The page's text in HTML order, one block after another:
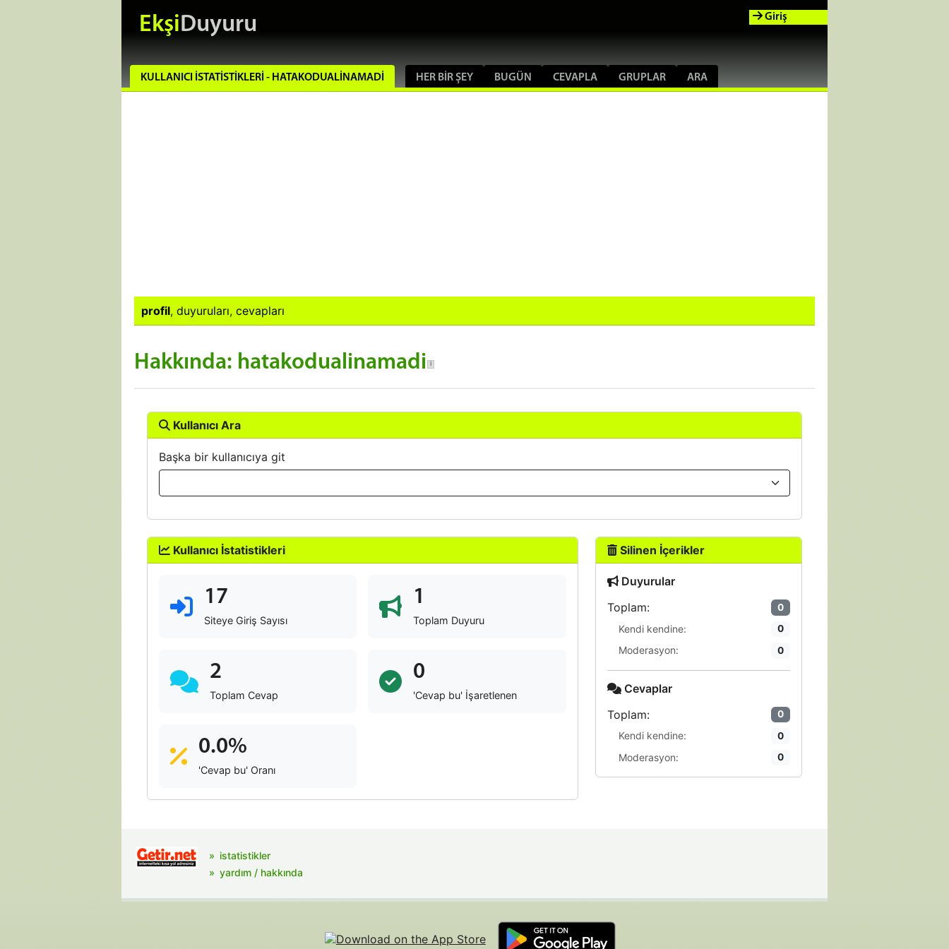
EkşiDuyuru
KULLANICI İSTATISTIKLERI - HATAKODUALINAMADI HER BIR ŞEY BUGÜN CEVAPLA GRUPLAR ARA
Giriş
profil, duyuruları, cevapları
Hakkında: hatakodualinamadi
Kullanıcı Ara
Başka bir kullanıcıya git
Kullanıcı İstatistikleri
17
Siteye Giriş Sayısı
1
Toplam Duyuru
2
Toplam Cevap
0
'Cevap bu' İşaretlenen
0.0%
'Cevap bu' Oranı
Silinen İçerikler
Duyurular
Toplam:
0
Kendi kendine: 0
Moderasyon: 0
Cevaplar
Toplam:
0
Kendi kendine: 0
Moderasyon: 0
istatistikler
yardım / hakkında